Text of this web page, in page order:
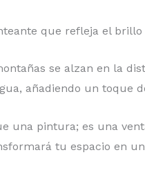
que refleja el
se alzan en la
añadiendo un toque
una pintura; es una
tu espacio en